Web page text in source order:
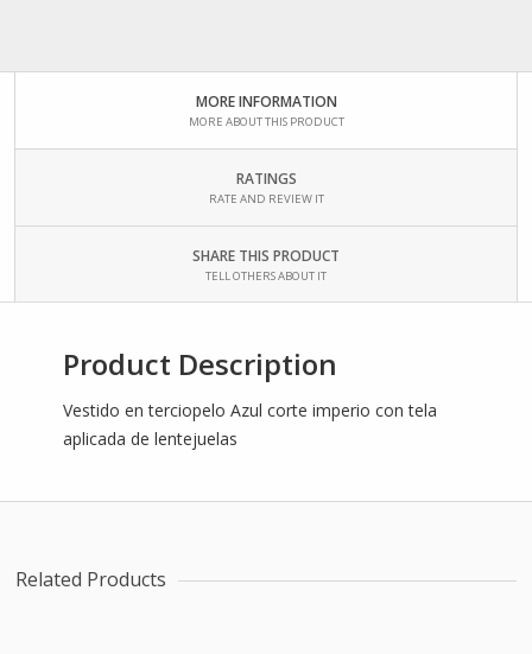
MORE INFORMATION
MORE ABOUT THIS PRODUCT
RATINGS
RATE AND REVIEW IT
SHARE THIS PRODUCT
TELL OTHERS ABOUT IT
Product Description
Vestido en terciopelo Azul corte imperio con tela
aplicada de lentejuelas
Related Products